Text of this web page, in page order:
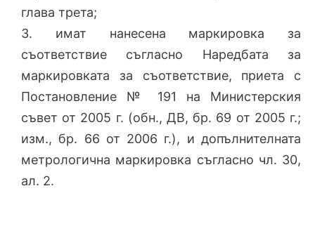
глава трета;
3. имат нанесена маркировка за
съответствие съгласно Наредбата за
маркировката за съответствие, приета с
Постановление № 191 на Министерския
съвет от 2005 г. (обн., ДВ, бр. 69 от 2005 г.;
изм., бр. 66 от 2006 г.), и допълнителната
метрологична маркировка съгласно чл. 30,
ал. 2.